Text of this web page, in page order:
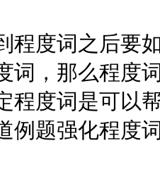
度词之后要如
词，那么程度
程度词是可以
例题强化程度